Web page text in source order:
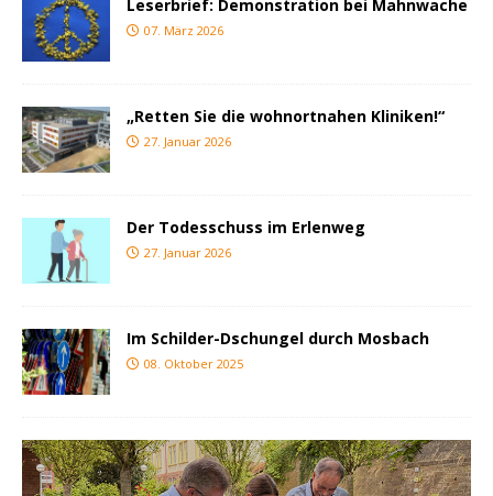
Leserbrief: Demonstration bei Mahnwache
07. März 2026
„Retten Sie die wohnortnahen Kliniken!“
27. Januar 2026
Der Todesschuss im Erlenweg
27. Januar 2026
Im Schilder-Dschungel durch Mosbach
08. Oktober 2025